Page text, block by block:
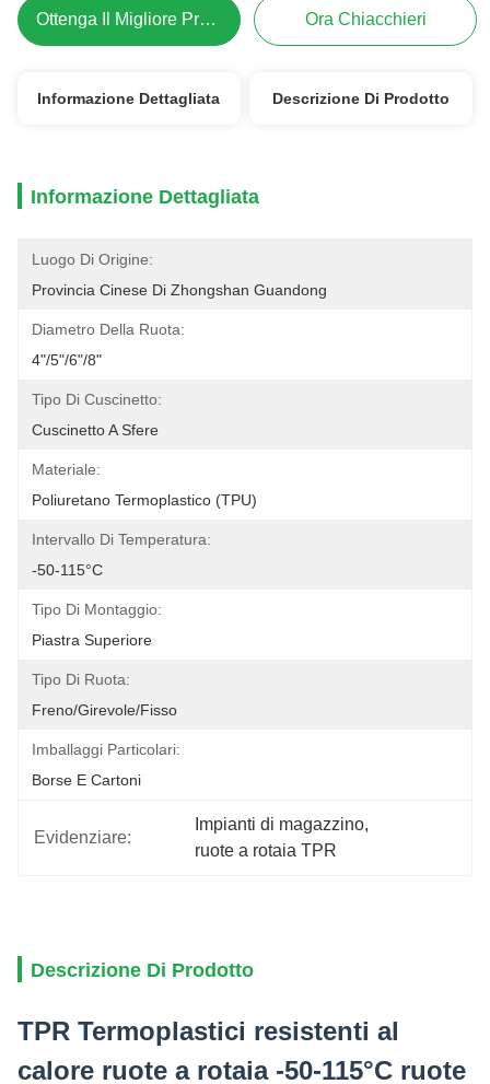
Ottenga Il Migliore Prezzo Ora Chiacchieri
Informazione Dettagliata Descrizione Di Prodotto
Informazione Dettagliata
Luogo Di Origine:
Provincia Cinese Di Zhongshan Guandong
Diametro Della Ruota:
4"/5"/6"/8"
Tipo Di Cuscinetto:
Cuscinetto A Sfere
Materiale:
Poliuretano Termoplastico (TPU)
Intervallo Di Temperatura:
-50-115°C
Tipo Di Montaggio:
Piastra Superiore
Tipo Di Ruota:
Freno/girevole/fisso
Imballaggi Particolari:
Borse E Cartoni
Evidenziare:
Impianti di magazzino,
ruote a rotaia TPR
Descrizione Di Prodotto
TPR Termoplastici resistenti al
calore ruote a rotaia -50-115°C ruote